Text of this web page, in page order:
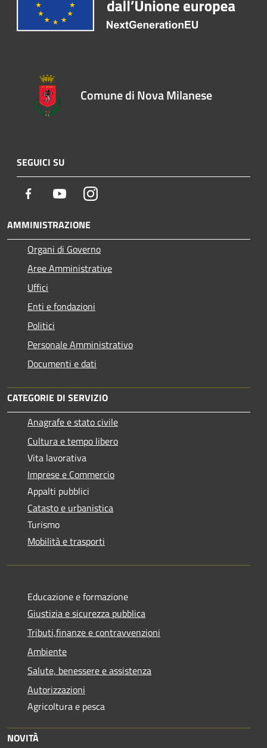
Comune di Nova Milanese
SEGUICI SU
Facebook YoutubeInstagram
AMMINISTRAZIONE
Organi di Governo
Aree Amministrative
Uffici
Enti e fondazioni
Politici
Personale Amministrativo
Documenti e dati
CATEGORIE DI SERVIZIO
Anagrafe e stato civile
Cultura e tempo libero
Vita lavorativa
Imprese e Commercio
Appalti pubblici
Catasto e urbanistica
Turismo
Mobilità e trasporti
Educazione e formazione
Giustizia e sicurezza pubblica
Tributi,finanze e contravvenzioni
Ambiente
Salute, benessere e assistenza
Autorizzazioni
Agricoltura e pesca
NOVITÀ